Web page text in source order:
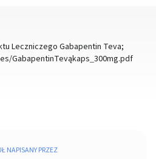
Leczniczego Gabapentin Teva;
GabapentinTeva_kaps_300mg.pdf
NAPISANY PRZEZ